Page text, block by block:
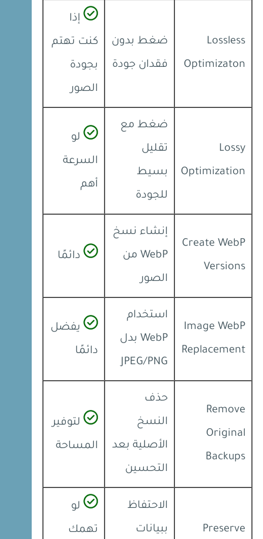
Lossless
Optimizaton
ضغط بدون
فقدان جودة
إذا
كنت تهتم
بجودة
الصور
Lossy
Optimization
ضغط مع
تقليل
بسيط
للجودة
لو
السرعة
أهم
Create WebP
Versions
إنشاء نسخ
WebP من
الصور
دائمًا
Image WebP
Replacement
استخدام
WebP بدل
JPEG/PNG
يفضل
دائمًا
Remove
Original
Backups
حذف
النسخ
الأصلية بعد
التحسين
لتوفير
المساحة
Preserve
الاحتفاظ
ببيانات
لو
تهمك